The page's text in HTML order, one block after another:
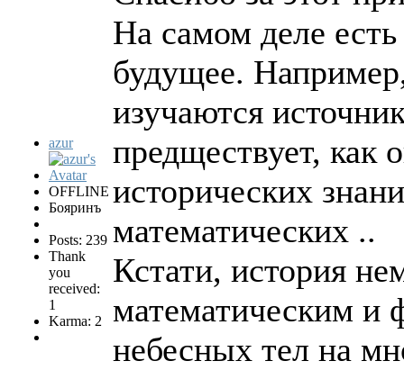
azur
OFFLINE
Бояринъ
Posts: 239
Thank
you
received:
1
Karma: 2
На самом деле есть
будущее.
изучаются
предществует, как
исторических
математических ..
Кстати, история
математическим и
небесных тел на